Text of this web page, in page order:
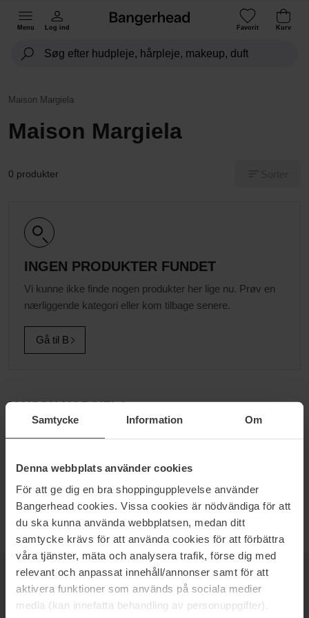
Samtycke Information Om
Denna webbplats använder cookies
För att ge dig en bra shoppingupplevelse använder
Bangerhead cookies. Vissa cookies är nödvändiga för att
du ska kunna använda webbplatsen, medan ditt
samtycke krävs för att använda cookies för att förbättra
våra tjänster, mäta och analysera trafik, förse dig med
relevant och anpassat innehåll/annonser samt för att
aktivera funktioner som används på sociala medier
media (kan innefatta behandling av personuppgifter).
Menu Log ind Favorit Kurv
Maison Margiela
Maison Margiela
0 produkter
INGEN PRODUKTER FUNDET
Vi kunne ikke finde nogen produkter her lige nu. Prøv en
nærliggende kategori eller kom tilbage senere.
Gå til B
MAISON MARGIELA
Maison Margiela er et fransk luksusbrand fra 1988, som er kendt
ved at man imiterer genkendelige minder, stunder og fantasier,
bliver vores livshistorie afspejlet i den enkelte duft. Find ud af,
hvilken REPLICA der fortæller netop din historie...
NYHEDSBREV
VÆR DEN FØRSTE TIL AT VIDE DET